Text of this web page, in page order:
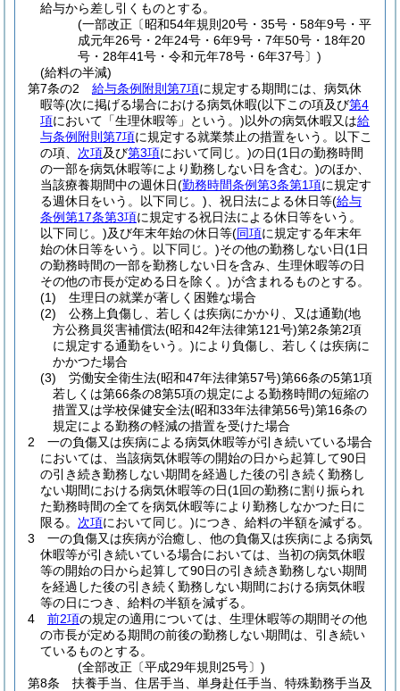
給与から差し引くものとする。
(一部改正〔昭和54年規則20号・35号・58年9号・平
成元年26号・2年24号・6年9号・7年50号・18年20
号・28年41号・令和元年78号・6年37号〕)
(給料の半減)
第7条の2
給与条例附則第7項に規定する期間には、病気休
暇等(次に掲げる場合における病気休暇(以下この項及び第4
項において「生理休暇等」という。)以外の病気休暇又は給
与条例附則第7項に規定する就業禁止の措置をいう。以下こ
の項、 次項及び第3項において同じ。)の日(1日の勤務時間
の一部を病気休暇等により勤務しない日を含む。)のほか、
当該療養期間中の週休日(勤務時間条例第3条第1項に規定す
る週休日をいう。以下同じ。) 、祝日法による休日等(給与
条例第17条第3項に規定する祝日法による休日等をいう。
以下同じ。)及び年末年始の休日等(同項に規定する年末年
始の休日等をいう。以下同じ。)その他の勤務しない日(1日
の勤務時間の一部を勤務しない日を含み、生理休暇等の日
その他の市長が定める日を除く。)が含まれるものとする。
(1)
生理日の就業が著しく困難な場合
(2)
公務上負傷し、若しくは疾病にかかり、又は通勤(地
方公務員災害補償法(昭和42年法律第121号)第2条第2項
に規定する通勤をいう。)により負傷し、若しくは疾病に
かかつた場合
(3)
労働安全衛生法(昭和47年法律第57号)第66条の5第1項
若しくは第66条の8第5項の規定による勤務時間の短縮の
措置又は学校保健安全法(昭和33年法律第56号)第16条の
規定による勤務の軽減の措置を受けた場合
2
一の負傷又は疾病による病気休暇等が引き続いている場合
においては、当該病気休暇等の開始の日から起算して90日
の引き続き勤務しない期間を経過した後の引き続く勤務し
ない期間における病気休暇等の日(1回の勤務に割り振られ
た勤務時間の全てを病気休暇等により勤務しなかつた日に
限る。 次項において同じ。)につき、給料の半額を減ずる。
3
一の負傷又は疾病が治癒し、他の負傷又は疾病による病気
休暇等が引き続いている場合においては、当初の病気休暇
等の開始の日から起算して90日の引き続き勤務しない期間
を経過した後の引き続く勤務しない期間における病気休暇
等の日につき、給料の半額を減ずる。
4
前2項の規定の適用については、生理休暇等の期間その他
の市長が定める期間の前後の勤務しない期間は、引き続い
ているものとする。
(全部改正〔平成29年規則25号〕)
第8条
扶養手当、住居手当、単身赴任手当、特殊勤務手当及